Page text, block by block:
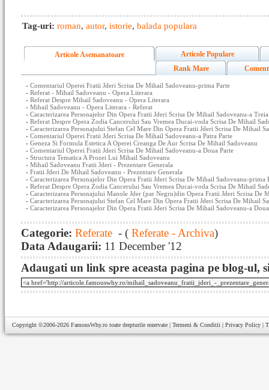
Tag-uri: roman, autor, istorie, balada populara
Articole Asemanatoare
Articole Populare
Rank Mare
- Comentariul Operei Fratii Jderi Scrisa De Mihail Sadoveanu-prima Parte
- Referat - Mihail Sadoveanu - Opera Literara
- Referat Despre Mihail Sadoveanu - Opera Literara
- Mihail Sadoveanu - Opera Literara - Referat
- Caracterizarea Personajelor Din Opera Fratii Jderi Scrisa De Mihail Sadoveanu-a Treia
- Referat Despre Opera Zodia Cancerului Sau Vremea Ducai-voda Scrisa De Mihail
- Caracterizarea Personajului Stefan Cel Mare Din Opera Fratii Jderi Scrisa De Mihail
- Comentariul Operei Fratii Jderi Scrisa De Mihail Sadoveanu-a Patra Parte
- Geneza Si Formula Estetica A Operei Creanga De Aur Scrisa De Mihail Sadoveanu
- Comentariul Operei Fratii Jderi Scrisa De Mihail Sadoveanu-a Doua Parte
- Structura Tematica A Prozei Lui Mihail Sadoveanu
- Mihail Sadoveanu Fratii Jderi - Prezentare Generala
- Fratii Jderi De Mihail Sadoveanu - Prezentare Generala
- Caracterizarea Personajelor Din Opera Fratii Jderi Scrisa De Mihail Sadoveanu-prima
- Referat Despre Opera Zodia Cancerului Sau Vremea Ducai-voda Scrisa De Mihail
- Caracterizarea Personajului Manole Jder (par Negru)din Opera Fratii Jderi Scrisa De
- Caracterizarea Personajului Stefan Cel Mare Din Opera Fratii Jderi Scrisa De Mihail
- Caracterizarea Personajelor Din Opera Fratii Jderi Scrisa De Mihail Sadoveanu-a
Categorie: Referate - ( Referate - Archiva)
Data Adaugarii: 11 December '12
Adaugati un link spre aceasta pagina pe blog-ul,
Copyright ©2006-2026 FamousWhy.ro toate drepturile rezervate | Termeni & Conditii | Privacy Policy |